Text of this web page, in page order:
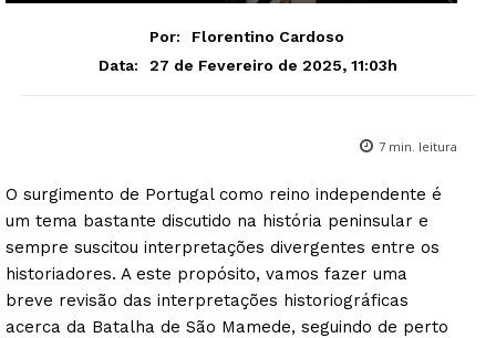
Por:
Florentino Cardoso
Data:
27 de Fevereiro de 2025, 11:03h
7 min. leitura
O surgimento de Portugal como reino independente é
um tema bastante discutido na história peninsular e
sempre suscitou interpretações divergentes entre os
historiadores. A este propósito, vamos fazer uma
breve revisão das interpretações historiográficas
acerca da Batalha de São Mamede, seguindo de perto